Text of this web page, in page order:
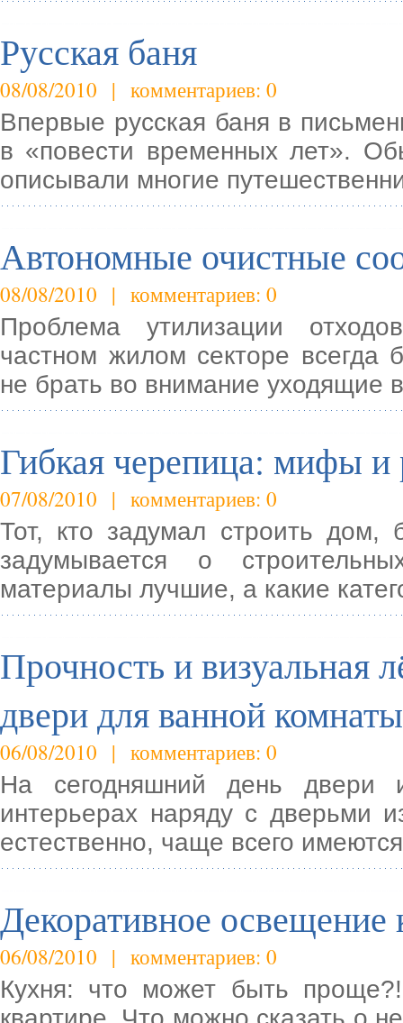
Русская баня
08/08/2010 | комментариев: 0
Впервые русская баня в
в «повести временных лет».
описывали многие
Автономные очистные
08/08/2010 | комментариев: 0
Проблема утилизации
частном жилом секторе всегда
не брать во внимание уходящие
Гибкая черепица: мифы и
07/08/2010 | комментариев: 0
Тот, кто задумал строить
задумывается о
материалы лучшие, а какие
Прочность и визуальная
двери для ванной комнаты
06/08/2010 | комментариев: 0
На сегодняшний день двери
интерьерах наряду с дверьми
естественно, чаще всего
Декоративное освещение
06/08/2010 | комментариев: 0
Кухня: что может быть